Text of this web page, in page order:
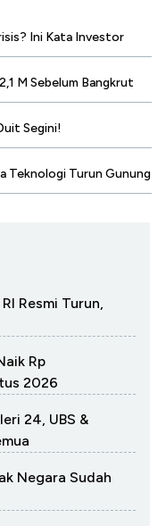
Ini Kata Investor
M Sebelum Bangkrut
Segini!
Teknologi Turun Gunung
Resmi Turun,
Rp
2026
24, UBS &
Negara Sudah